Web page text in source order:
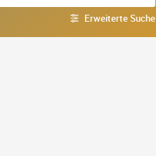
Erweiterte Suche